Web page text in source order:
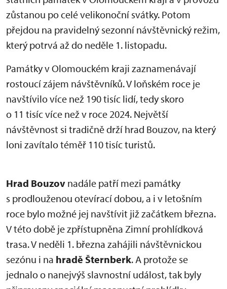
zůstanou po celé velikonoční svátky. Potom
přejdou na pravidelný sezonní návštěvnický režim,
který potrvá až do neděle 1. listopadu.
Památky v Olomouckém kraji zaznamenávají
rostoucí zájem návštěvníků. V loňském roce je
navštívilo více než 190 tisíc lidí, tedy skoro
o 11 tisíc více než v roce 2024. Největší
návštěvnost si tradičně drží hrad Bouzov, na který
loni zavítalo téměř 110 tisíc turistů.
Hrad Bouzov nadále patří mezi památky
s prodlouženou otevírací dobou, a i v letošním
roce bylo možné jej navštívit již začátkem března.
V této době je zpřístupněna Zimní prohlídková
trasa. V neděli 1. března zahájili návštěvnickou
sezónu i na hradě Šternberk. A protože se
jednalo o nanejvýš slavnostní událost, tak byly